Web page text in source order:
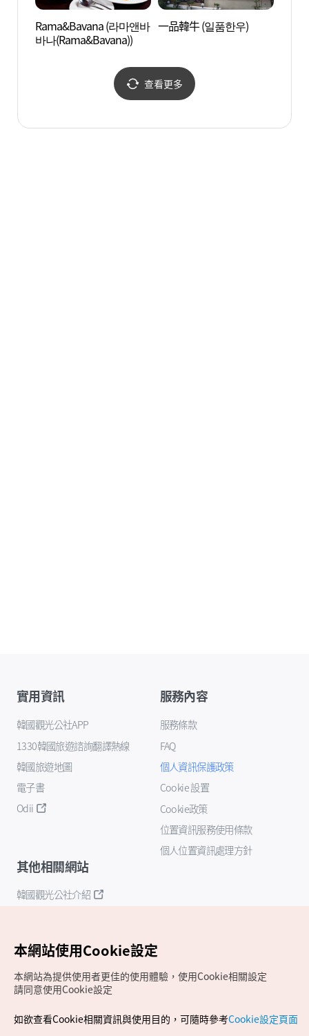
Rama&Bavana (라마앤바
바나(Rama&Bavana))
一品韓牛 (일품한우)
查看更多
實用資訊
韓國觀光公社APP
1330韓國旅遊諮詢翻譯熱線
韓國旅遊地圖
電子書
Odii
服務內容
服務條款
FAQ
個人資訊保護政策
Cookie 設置
Cookie政策
位置資訊服務使用條款
個人位置資訊處理方針
其他相關網站
韓國觀光公社介紹
Copyrights (c) 韓國觀光公社版權所有
本網站使用Cookie設定
本網站為提供使用者更佳的使用體驗，使用Cookie相關設定
請同意使用Cookie設定
如欲查看Cookie相關資訊與使用目的，可隨時參考Cookie設定頁面